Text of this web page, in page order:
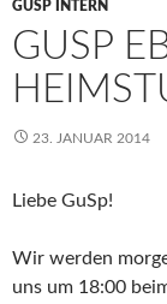
GUSP INTERN
GUSP
23. JANUAR 2014
Liebe GuSp!
Wir werden
uns um 18:00